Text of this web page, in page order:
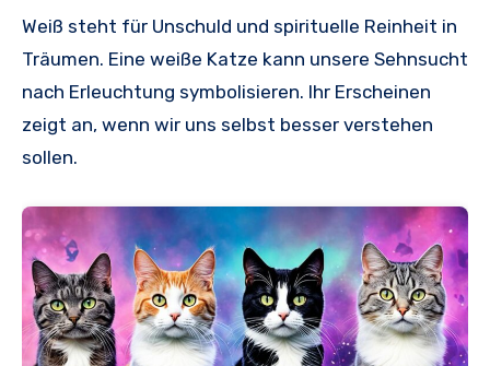
Weiß steht für Unschuld und spirituelle Reinheit in
Träumen. Eine weiße Katze kann unsere Sehnsucht
nach Erleuchtung symbolisieren. Ihr Erscheinen
zeigt an, wenn wir uns selbst besser verstehen
sollen.